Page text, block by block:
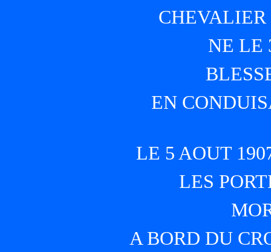
NE LE
EN
LE 5 AOUT
LES
A BORD DU